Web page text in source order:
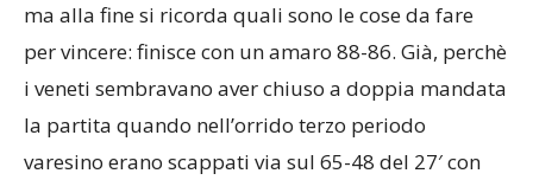
ma alla fine si ricorda quali sono le cose da fare
per vincere: finisce con un amaro 88-86. Già, perchè
i veneti sembravano aver chiuso a doppia mandata
la partita quando nell’orrido terzo periodo
varesino erano scappati via sul 65-48 del 27′ con